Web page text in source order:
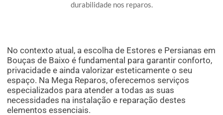
durabilidade nos reparos.
No contexto atual, a escolha de Estores e Persianas em
Bouças de Baixo é fundamental para garantir conforto,
privacidade e ainda valorizar esteticamente o seu
espaço. Na Mega Reparos, oferecemos serviços
especializados para atender a todas as suas
necessidades na instalação e reparação destes
elementos essenciais.